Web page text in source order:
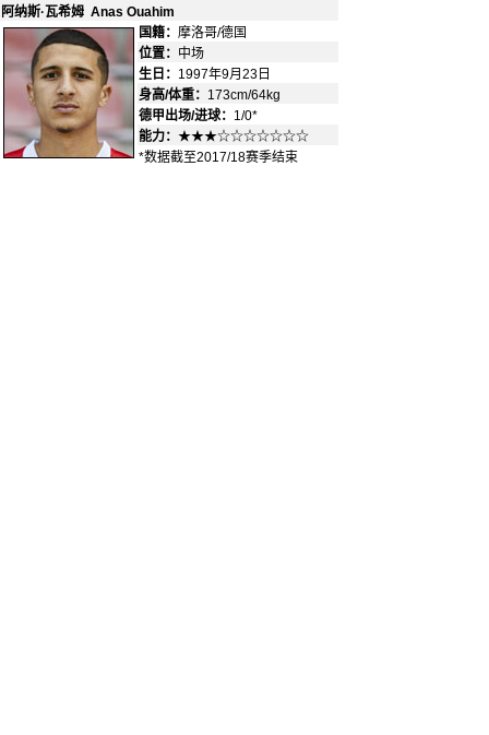
阿纳斯·瓦希姆 Anas Ouahim
国籍： 摩洛哥/德国
位置： 中场
生日： 1997年9月23日
身高/体重： 173cm/64kg
德甲出场/进球： 1/0*
能力： ★★★☆☆☆☆☆☆☆
*数据截至2017/18赛季结束